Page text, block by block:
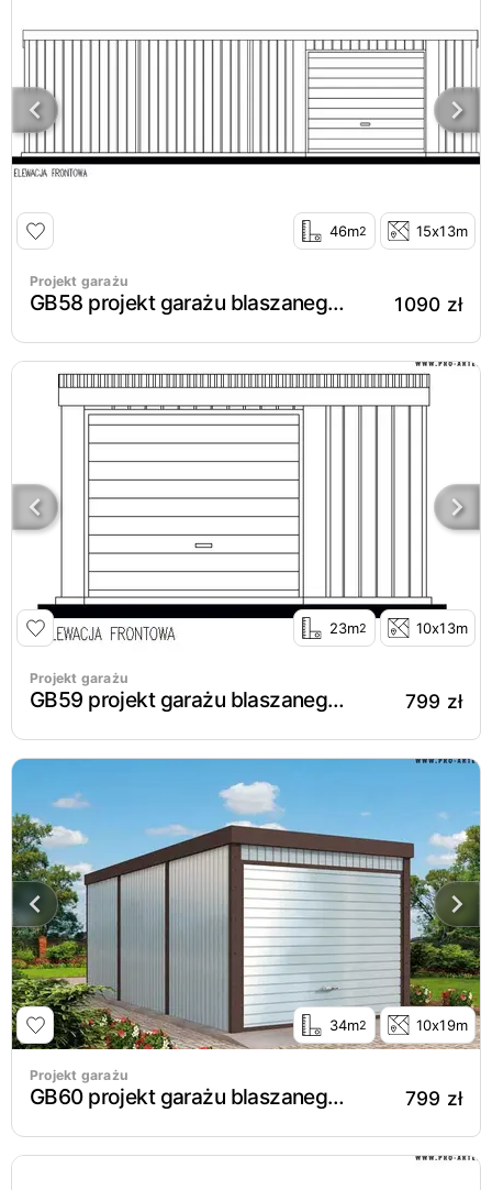
46m2 15x13m
Projekt garażu
GB58 projekt garażu blaszanego jednostanowiskowego 1090 zł
23m2 10x13m
Projekt garażu
GB59 projekt garażu blaszanego jednostanowiskowego 799 zł
34m2 10x19m
Projekt garażu
GB60 projekt garażu blaszanego jednostanowiskowego z pomieszczeniem gospodarczym i wiatą 799 zł